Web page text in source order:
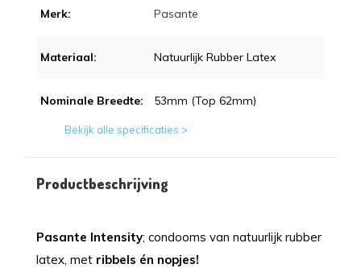
Merk: Pasante
Materiaal: Natuurlijk Rubber Latex
Nominale Breedte: 53mm (top 62mm)
Bekijk alle specificaties >
Productbeschrijving
Pasante Intensity; condooms van natuurlijk rubber
latex, met ribbels én nopjes!